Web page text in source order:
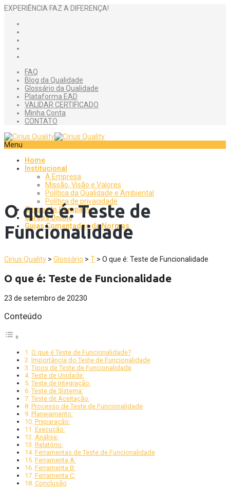
EXPERIÊNCIA FAZ A DIFERENÇA!
FAQ
Blog da Qualidade
Glossário da Qualidade
Plataforma EAD
VALIDAR CERTIFICADO
Minha Conta
CONTATO
Menu
Home
Institucional
A Empresa
Missão, Visão e Valores
Política da Qualidade e Ambiental
Política de privacidade
Cursos In Company
Cursos Online
Guias Comentados de Normas
O que é: Teste de
Funcionalidade
Cirius Quality > Glossário > T > O que é: Teste de Funcionalidade
O que é: Teste de Funcionalidade
23 de setembro de 20230
Conteúdo
O que é Teste de Funcionalidade?
Importância do Teste de Funcionalidade
Tipos de Teste de Funcionalidade
Teste de Unidade:
Teste de Integração:
Teste de Sistema:
Teste de Aceitação:
Processo de Teste de Funcionalidade
Planejamento:
Preparação:
Execução:
Análise:
Relatório:
Ferramentas de Teste de Funcionalidade
Ferramenta A:
Ferramenta B:
Ferramenta C:
Conclusão